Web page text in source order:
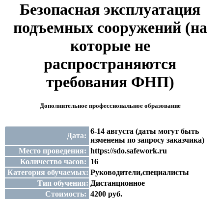
Безопасная эксплуатация
подъемных сооружений (на
которые не
распространяются
требования ФНП)
Дополнительное профессиональное образование
Дата:
6-14 августа (даты могут быть
изменены по запросу заказчика)
Место проведения: https://sdo.safework.ru
Количество часов: 16
Категория обучаемых: Руководители,специалисты
Тип обучения: Дистанционное
Стоимость: 4200 руб.